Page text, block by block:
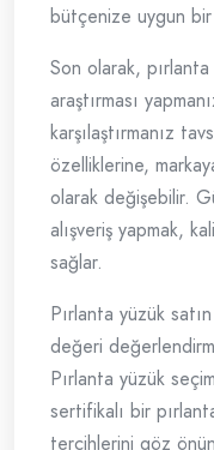
bütçenize uygun
Son olarak,
araştırması
karşılaştırmanız
özelliklerine,
olarak değişebilir.
alışveriş yapmak,
sağlar.
Pırlanta yüzük
değeri
Pırlanta yüzük
sertifikalı bir
tercihlerini göz